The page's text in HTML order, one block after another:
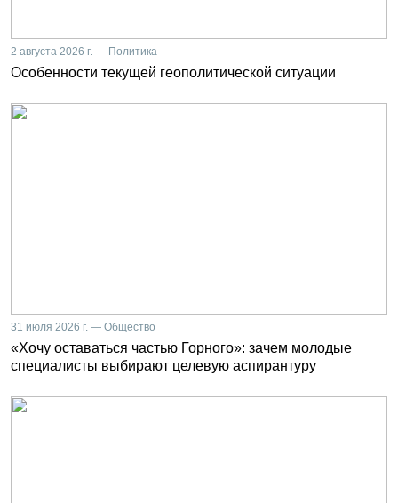
2 августа 2026 г. — Политика
Особенности текущей геополитической ситуации
31 июля 2026 г. — Общество
«Хочу оставаться частью Горного»: зачем молодые
специалисты выбирают целевую аспирантуру